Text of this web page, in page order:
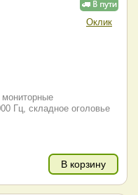
Оклик
мониторные
Гц, складное оголовье
В корзину